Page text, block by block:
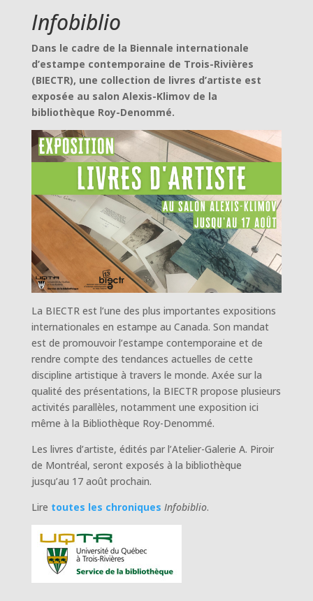
Infobiblio
Dans le cadre de la Biennale internationale
d’estampe contemporaine de Trois-Rivières
(BIECTR), une collection de livres d’artiste est
exposée au salon Alexis-Klimov de la
bibliothèque Roy-Denommé.
La BIECTR est l’une des plus importantes expositions
internationales en estampe au Canada. Son mandat
est de promouvoir l’estampe contemporaine et de
rendre compte des tendances actuelles de cette
discipline artistique à travers le monde. Axée sur la
qualité des présentations, la BIECTR propose plusieurs
activités parallèles, notamment une exposition ici
même à la Bibliothèque Roy-Denommé.
Les livres d’artiste, édités par l’Atelier-Galerie A. Piroir
de Montréal, seront exposés à la bibliothèque
jusqu’au 17 août prochain.
Lire toutes les chroniques Infobiblio.